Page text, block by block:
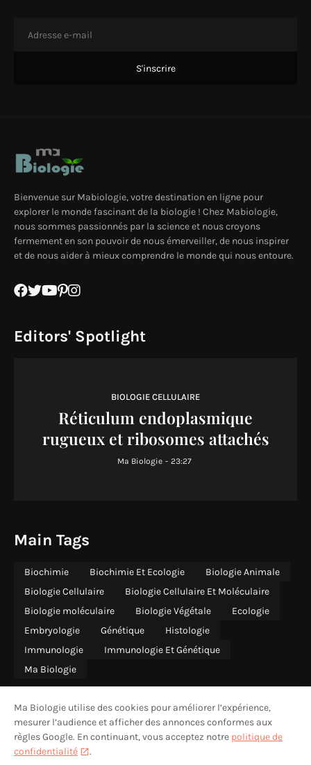
Bienvenue sur Mabiologie, votre destination en ligne pour
explorer le monde fascinant de la biologie ! Chez Mabiologie,
nous sommes passionnés par la science et nous croyons
fermement en son pouvoir de nous émerveiller, de nous inspirer
et de nous aider à mieux comprendre le monde qui nous entoure.
Editors' Spotlight
BIOLOGIE CELLULAIRE
Réticulum endoplasmique
rugueux et ribosomes attachés
Ma Biologie - 23:27
Main Tags
Biochimie Biochimie Et Ecologie
Biologie Animale
Biologie Cellulaire
Biologie Cellulaire Et Moléculaire
Biologie moléculaire
Biologie Végétale
Ecologie
Embryologie
Génétique
Histologie
Immunologie
Immunologie Et Génétique
Ma Biologie
ACCUEILQUI SOMMES-NOUSCONTACTCONFIDENTIALITÉ
MENTIONS LÉGALES
Ma Biologie utilise des cookies pour améliorer l’expérience,
mesurer l’audience et afficher des annonces conformes aux
règles Google. En continuant, vous acceptez notre politique de
confidentialité
.